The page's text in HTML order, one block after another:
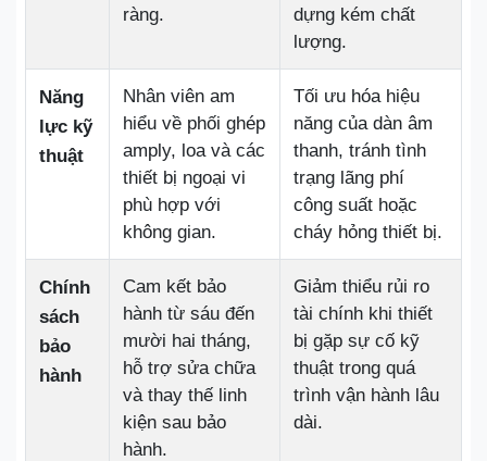
ràng.
dựng kém chất
lượng.
Năng
lực kỹ
thuật
Nhân viên am
hiểu về phối ghép
amply, loa và các
thiết bị ngoại vi
phù hợp với
không gian.
Tối ưu hóa hiệu
năng của dàn âm
thanh, tránh tình
trạng lãng phí
công suất hoặc
cháy hỏng thiết bị.
Chính
sách
bảo
hành
Cam kết bảo
hành từ sáu đến
mười hai tháng,
hỗ trợ sửa chữa
và thay thế linh
kiện sau bảo
hành.
Giảm thiểu rủi ro
tài chính khi thiết
bị gặp sự cố kỹ
thuật trong quá
trình vận hành lâu
dài.